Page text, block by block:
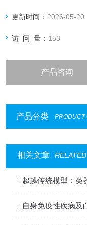
更新时间： 2026-05-20
访 问 量： 153
产品咨询
产品分类 PRODUCT
相关文章